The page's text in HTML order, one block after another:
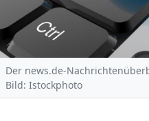
Der news.de-
Bild: Istockphoto